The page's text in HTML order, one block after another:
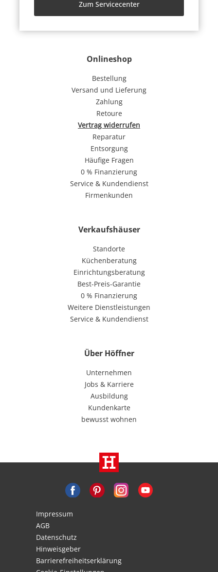
Onlineshop
Bestellung
Versand und Lieferung
Zahlung
Retoure
Vertrag widerrufen
Reparatur
Entsorgung
Häufige Fragen
0 % Finanzierung
Service & Kundendienst
Firmenkunden
Verkaufshäuser
Standorte
Küchenberatung
Einrichtungsberatung
Best-Preis-Garantie
0 % Finanzierung
Weitere Dienstleistungen
Service & Kundendienst
Über Höffner
Unternehmen
Jobs & Karriere
Ausbildung
Kundenkarte
bewusst wohnen
Zum Servicecenter
Impressum
AGB
Datenschutz
Hinweisgeber
Barrierefreiheitserklärung